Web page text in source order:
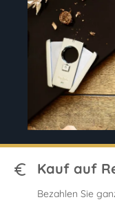
Kauf auf
Bezahlen Sie